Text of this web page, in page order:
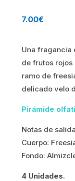
7.00€
Una fragancia
de frutos rojos
ramo de
delicado velo
Pirámide
Notas de
Cuerpo:
Fondo:
4 Unidades.